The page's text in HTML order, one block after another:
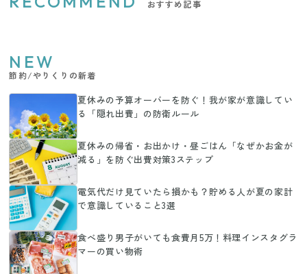
おすすめ記事
NEW
節約/やりくりの新着
夏休みの予算オーバーを防ぐ！我が家が意識してい
る「隠れ出費」の防衛ルール
夏休みの帰省・お出かけ・昼ごはん「なぜかお金が
減る」を防ぐ出費対策3ステップ
電気代だけ見ていたら損かも？貯める人が夏の家計
で意識していること3選
食べ盛り男子がいても食費月5万！料理インスタグラ
マーの買い物術